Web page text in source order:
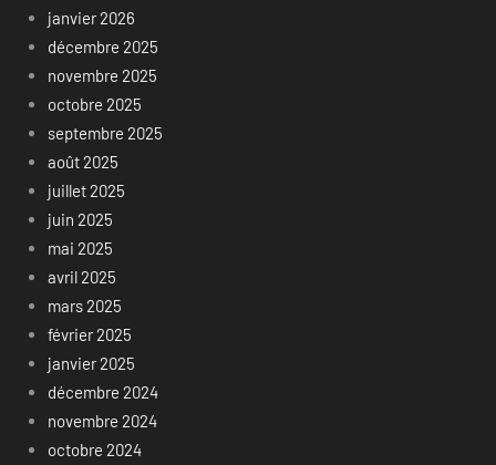
janvier 2026
décembre 2025
novembre 2025
octobre 2025
septembre 2025
août 2025
juillet 2025
juin 2025
mai 2025
avril 2025
mars 2025
février 2025
janvier 2025
décembre 2024
novembre 2024
octobre 2024